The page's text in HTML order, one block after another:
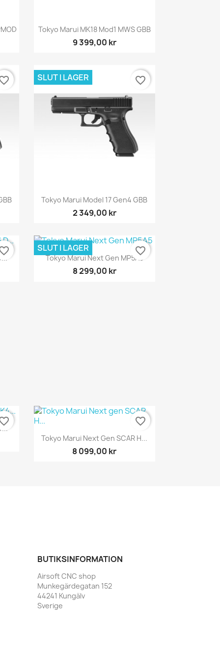
Snabbvy
Tokyo Marui MK18 Mod1 MWS GBB
9 399,00 kr
Snabbvy
Tokyo Marui Model 17 Gen4 GBB
2 349,00 kr
SLUT I LAGER favorite_border
Snabbvy
Tokyo Marui Next Gen MP5A5
8 299,00 kr
SLUT I LAGER favorite_border
Snabbvy
Tokyo Marui Next Gen SCAR H...
8 099,00 kr
favorite_border
BUTIKSINFORMATION
Airsoft CNC shop
Munkegärdegatan 152
44241 Kungälv
Sverige